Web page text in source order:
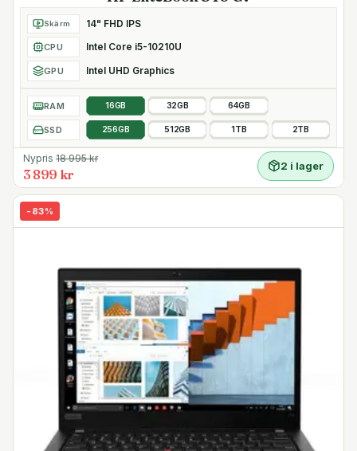
Skärm 14" FHD IPS
CPU Intel Core i5-10210U
GPU Intel UHD Graphics
RAM 16GB 32GB 64GB
SSD 256GB 512GB 1TB 2TB
Nypris 18 995kr
3 899 kr
2 i lager
- 83%